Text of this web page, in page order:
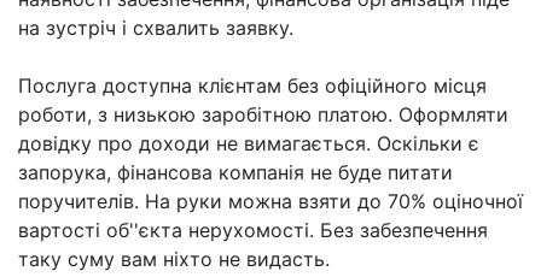
на зустріч і схвалить заявку.
Послуга доступна клієнтам без офіційного місця
роботи, з низькою заробітною платою. Оформляти
довідку про доходи не вимагається. Оскільки є
запорука, фінансова компанія не буде питати
поручителів. На руки можна взяти до 70% оціночної
вартості об''єкта нерухомості. Без забезпечення
таку суму вам ніхто не видасть.